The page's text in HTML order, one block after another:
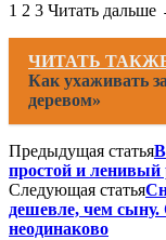
1 2 3 Читать дальше
ЧИТАТЬ
Как ухаживать
деревом»
Предыдущая статья
простой и ленивый
Следующая статья
дешевле, чем
неодинаково